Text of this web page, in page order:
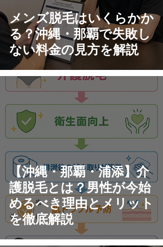
メンズ脱毛はいくらかか
る？沖縄・那覇で失敗し
ない料金の見方を解説
【沖縄・那覇・浦添】介
護脱毛とは？男性が今始
めるべき理由とメリット
を徹底解説